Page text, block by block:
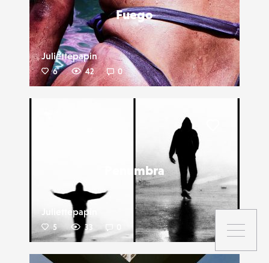
Fuego
Juliettepapin
6 42 0
Penumbra
Juliettepapin
5 33